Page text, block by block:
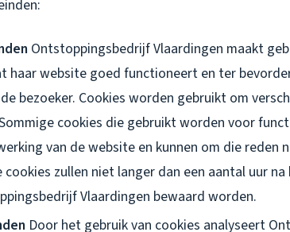
Ontstoppingsbedrijf Vlaardingen maakt
haar website goed functioneert en ter
bezoeker. Cookies worden gebruikt om
cookies die gebruikt worden voor
van de website en kunnen om die reden
cookies zullen niet langer dan een aantal uur
Vlaardingen bewaard worden.
Door het gebruik van cookies analyseert